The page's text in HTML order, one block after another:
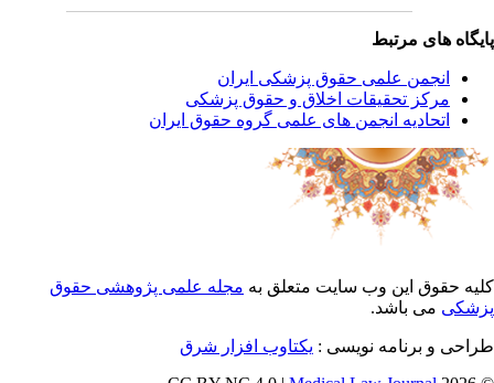
های مرتبط
انجمن علمی حقوق پزشکی ایران
مرکز تحقیقات اخلاق و حقوق پزشکی
اتحادیه انجمن های علمی گروه حقوق ایران
حقوق این وب سایت متعلق بهمجله علمی پژوهشی حقوق
می باشد.
و برنامه نویسی : یکتاوب افزار شرق